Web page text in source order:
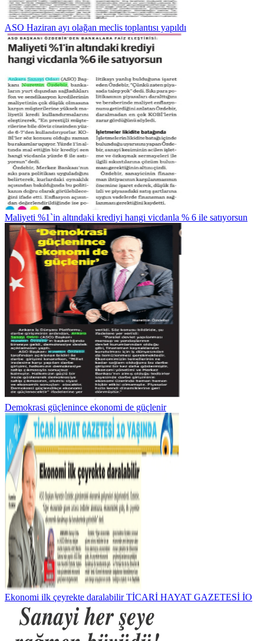
ASO Haziran ayı olağan meclis toplantısı yapıldı
Maliyeti %1`in altındaki krediyi hangi vicdanla % 6 ile satıyorsun
Demokrasi güçlenince ekonomi de güçlenir
Ekonomi ilk çeyrekte daralabilir TİCARİ HAYAT GAZETESİ İO